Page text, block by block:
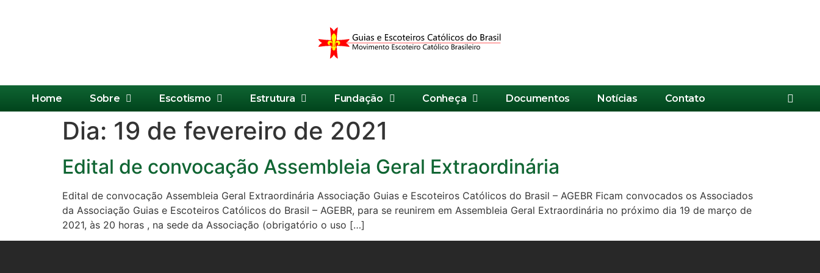
Home Sobre Escotismo Estrutura Fundação Conheça Documentos Notícias Contato
Dia: 19 de fevereiro de 2021
Edital de convocação Assembleia Geral Extraordinária
Edital de convocação Assembleia Geral Extraordinária Associação Guias e Escoteiros Católicos do Brasil – AGEBR Ficam convocados os Associados
da Associação Guias e Escoteiros Católicos do Brasil – AGEBR, para se reunirem em Assembleia Geral Extraordinária no próximo dia 19 de março de
2021, às 20 horas , na sede da Associação (obrigatório o uso […]